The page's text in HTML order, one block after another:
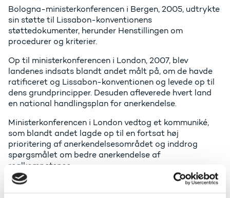
Bologna-ministerkonferencen i Bergen, 2005, udtrykte
sin støtte til Lissabon-konventionens
støttedokumenter, herunder Henstillingen om
procedurer og kriterier.
Op til ministerkonferencen i London, 2007, blev
landenes indsats blandt andet målt på, om de havde
ratificeret og Lissabon-konventionen og levede op til
dens grundprincipper. Desuden afleverede hvert land
en national handlingsplan for anerkendelse.
Ministerkonferencen i London vedtog et kommuniké,
som blandt andet lagde op til en fortsat høj
prioritering af anerkendelsesområdet og inddrog
spørgsmålet om bedre anerkendelse af
realkompetence.
På anmodning af London-konferencen foretog ENIC-
NARIC-netværkene en analyse af landenes